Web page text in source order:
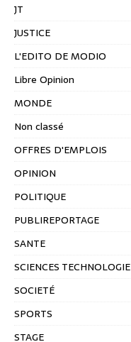
JT
JUSTICE
L'EDITO DE MODIO
Libre Opinion
MONDE
Non classé
OFFRES D'EMPLOIS
OPINION
POLITIQUE
PUBLIREPORTAGE
SANTE
SCIENCES TECHNOLOGIE
SOCIETÉ
SPORTS
STAGE